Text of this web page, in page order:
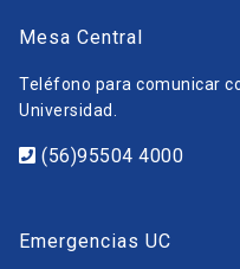
Mesa Central
Teléfono para comunicar
Universidad.
(56)95504 4000
Emergencias UC